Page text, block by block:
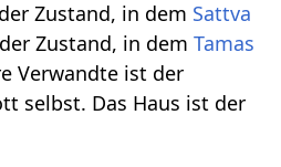
Zustand, in dem Sattva
Zustand, in demTamas
Verwandte ist der
selbst. Das Haus ist der